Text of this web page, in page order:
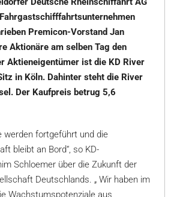
Premicon-Vorstand Jan
Aktionäre am selben Tag den
Aktieneigentümer ist die KD River
in Köln. Dahinter steht die River
Der Kaufpreis betrug 5,6
werden fortgeführt und die
bleibt an Bord“, so KD-
Schloemer über die Zukunft der
Deutschlands. „ Wir haben im
Wachstumspotenziale aus